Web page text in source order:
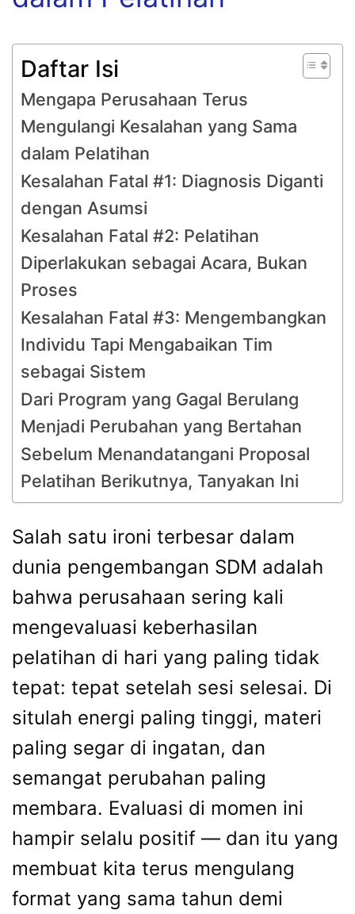
Daftar Isi
Mengapa Perusahaan Terus
Mengulangi Kesalahan yang Sama
dalam Pelatihan
Kesalahan Fatal #1: Diagnosis Diganti
dengan Asumsi
Kesalahan Fatal #2: Pelatihan
Diperlakukan sebagai Acara, Bukan
Proses
Kesalahan Fatal #3: Mengembangkan
Individu Tapi Mengabaikan Tim
sebagai Sistem
Dari Program yang Gagal Berulang
Menjadi Perubahan yang Bertahan
Sebelum Menandatangani Proposal
Pelatihan Berikutnya, Tanyakan Ini
Salah satu ironi terbesar dalam
dunia pengembangan SDM adalah
bahwa perusahaan sering kali
mengevaluasi keberhasilan
pelatihan di hari yang paling tidak
tepat: tepat setelah sesi selesai. Di
situlah energi paling tinggi, materi
paling segar di ingatan, dan
semangat perubahan paling
membara. Evaluasi di momen ini
hampir selalu positif — dan itu yang
membuat kita terus mengulang
format yang sama tahun demi